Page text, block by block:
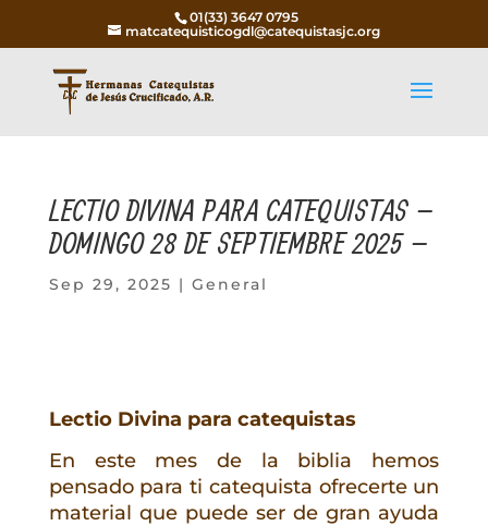
01(33) 3647 0795
matcatequisticogdl@catequistasjc.org
LECTIO DIVINA PARA CATEQUISTAS –
DOMINGO 28 DE SEPTIEMBRE 2025 –
Sep 29, 2025 | General
Lectio Divina para catequistas
En este mes de la biblia hemos
pensado para ti catequista ofrecerte un
material que puede ser de gran ayuda